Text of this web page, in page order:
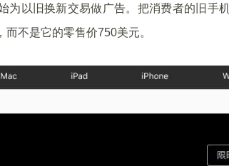
为以旧换新交易做广告。把消费者的旧手
而不是它的零售价750美元。